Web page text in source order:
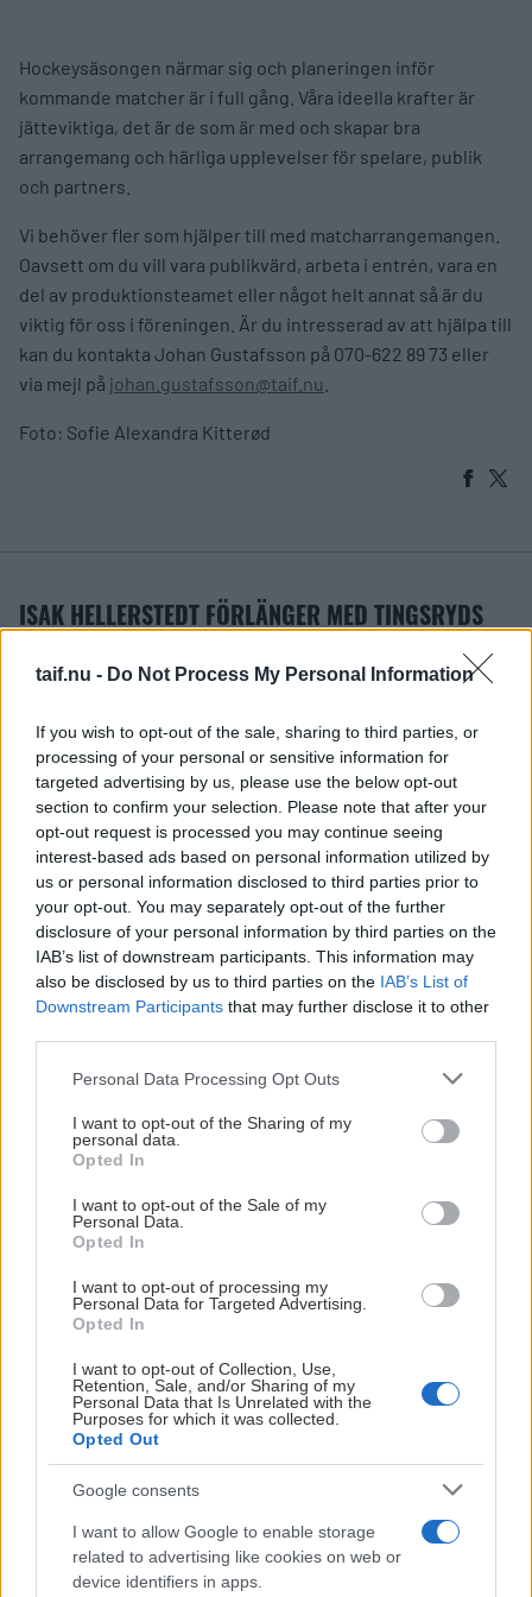
taif.nu - Do Not Process My Personal Information
If you wish to opt-out of the sale, sharing to third parties, or
processing of your personal or sensitive information for
targeted advertising by us, please use the below opt-out
section to confirm your selection. Please note that after your
opt-out request is processed you may continue seeing
interest-based ads based on personal information utilized by
us or personal information disclosed to third parties prior to
your opt-out. You may separately opt-out of the further
disclosure of your personal information by third parties on the
IAB’s list of downstream participants. This information may
also be disclosed by us to third parties on the IAB’s List of
Downstream Participants that may further disclose it to other
Please note that this website/app uses one or more Google
not limited to your visit or usage behaviour. You may click to
grant or deny consent to Google and its third-party tags to
use your data for below specified purposes in below Google
consent section.
Personal Data Processing Opt Outs
I want to opt-out of the Sharing of my
personal data.
Opted In
I want to opt-out of the Sale of my
Personal Data.
Opted In
I want to opt-out of processing my
Personal Data for Targeted Advertising.
Opted In
I want to opt-out of Collection, Use,
Retention, Sale, and/or Sharing of my
Personal Data that Is Unrelated with the
Purposes for which it was collected.
Opted Out
Google consents
I want to allow Google to enable storage
related to advertising like cookies on web or
device identifiers in apps.
Hockeysäsongen närmar sig och planeringen inför
kommande matcher är i full gång. Våra ideella krafter är
jätteviktiga, det är de som är med och skapar bra
arrangemang och härliga upplevelser för spelare, publik
och partners.
Vi behöver fler som hjälper till med matcharrangemangen.
Oavsett om du vill vara publikvärd, arbeta i entrén, vara en
del av produktionsteamet eller något helt annat så är du
viktig för oss i föreningen. Är du intresserad av att hjälpa till
kan du kontakta Johan Gustafsson på 070-622 89 73 eller
via mejl på johan.gustafsson@taif.nu
Foto: Sofie Alexandra Kitterød
ISAK HELLERSTEDT FÖRLÄNGER MED TINGSRYDS
1 min läsning
Tingsryds AIF
har förlängt sitt avtal med Tingsryds AIF!
Den 22-årige forwarden går därmed in på sin femte säsong i
A-laget och fortsätter att vara en viktig del av lagbygget.
Förra säsongen tog Isak ett stort ansvar över hela isen.
Trots en tung defensiv roll stod han för 16 poäng på 38
och hårt arbete i varje byte.
hjälper laget både på och utanför isen på ett föredömligt
sätt. Med sin speed, sitt hårda jobb och sin inställning är
han en spelare som är jobbig att möta. Samtidigt besitter
han stor hockeyskicklighet, med fin speluppfattning och
känsla med pucken – egenskaper som vi hoppas ska få ännu
större utrymme den kommande säsongen.
Vi ser fram emot att följa Isaks fortsatta utveckling och är